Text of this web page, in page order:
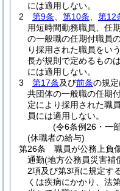
には適用しない。
2
第9条 第10条 第12
用短時間勤務職員、任
の一般職の任期付職員
り採用された職員をい
長が規則で定めるもの
には適用しない。
3
第17条及び前条の規
共団体の一般職の任期
定により採用された職
員には適用しない。
(令6条例26・一
(休職者の給与)
第26条
職員が公務上負
通勤(地方公務員災害補
2項及び第3項に規定す
くは疾病にかかり、法